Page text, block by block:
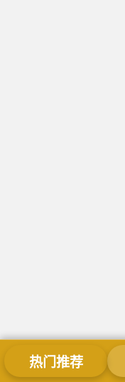
热门推荐